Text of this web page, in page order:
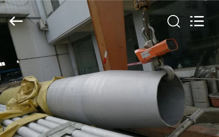
ДОМ
ПРОДУКТЫ
О
НАС
поставщик.
Copyright
2018
2025
Zhejiang
Senyu
Stainless
Co.,
Ltd.
All
Rights
Reserved.
Developed
by
ECER